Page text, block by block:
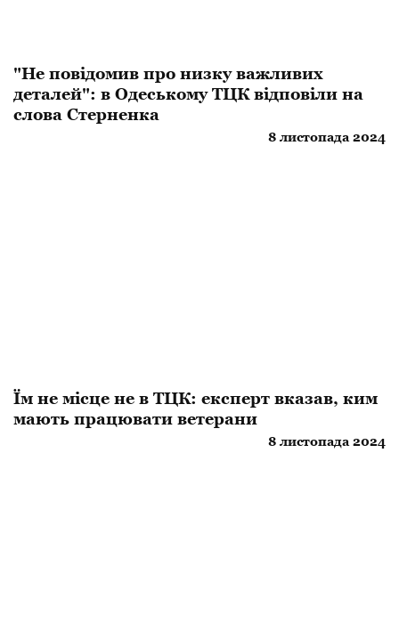
"Не повідомив про низку важливих
деталей": в Одеському ТЦК відповіли на
слова Стерненка
8 листопада 2024
Їм не місце не в ТЦК: експерт вказав, ким
мають працювати ветерани
8 листопада 2024